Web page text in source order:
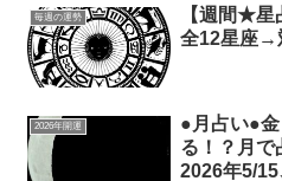
毎週の運勢
【週間★
全12星座→
2026年開運
●月占い●
る！？月で
2026年5/